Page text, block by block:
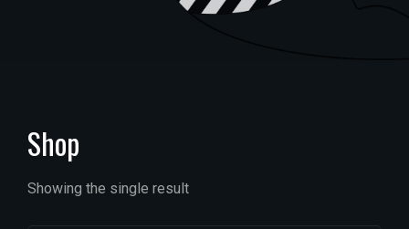
Shop
Showing the single result